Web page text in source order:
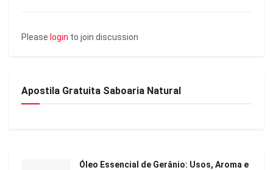
Please login to join discussion
Apostila Gratuita Saboaria Natural
Óleo Essencial de Gerânio: Usos, Aroma e